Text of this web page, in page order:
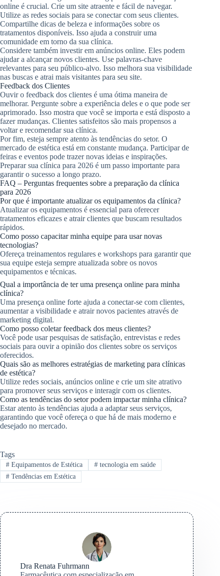
online é crucial. Crie um site atraente e fácil de navegar.
Utilize as redes sociais para se conectar com seus clientes.
Compartilhe dicas de beleza e informações sobre os
tratamentos disponíveis. Isso ajuda a construir uma
comunidade em torno da sua clínica.
Considere também investir em anúncios online. Eles podem
ajudar a alcançar novos clientes. Use palavras-chave
relevantes para seu público-alvo. Isso melhora sua visibilidade
nas buscas e atrai mais visitantes para seu site.
Feedback dos Clientes
Ouvir o feedback dos clientes é uma ótima maneira de
melhorar. Pergunte sobre a experiência deles e o que pode ser
aprimorado. Isso mostra que você se importa e está disposto a
fazer mudanças. Clientes satisfeitos são mais propensos a
voltar e recomendar sua clínica.
Por fim, esteja sempre atento às tendências do setor. O
mercado de estética está em constante mudança. Participar de
feiras e eventos pode trazer novas ideias e inspirações.
Preparar sua clínica para 2026 é um passo importante para
garantir o sucesso a longo prazo.
FAQ – Perguntas frequentes sobre a preparação da clínica
para 2026
Por que é importante atualizar os equipamentos da clínica?
Atualizar os equipamentos é essencial para oferecer
tratamentos eficazes e atrair clientes que buscam resultados
rápidos.
Como posso capacitar minha equipe para usar novas
tecnologias?
Ofereça treinamentos regulares e workshops para garantir que
sua equipe esteja sempre atualizada sobre os novos
equipamentos e técnicas.
Qual a importância de ter uma presença online para minha
clínica?
Uma presença online forte ajuda a conectar-se com clientes,
aumentar a visibilidade e atrair novos pacientes através de
marketing digital.
Como posso coletar feedback dos meus clientes?
Você pode usar pesquisas de satisfação, entrevistas e redes
sociais para ouvir a opinião dos clientes sobre os serviços
oferecidos.
Quais são as melhores estratégias de marketing para clínicas
de estética?
Utilize redes sociais, anúncios online e crie um site atrativo
para promover seus serviços e interagir com os clientes.
Como as tendências do setor podem impactar minha clínica?
Estar atento às tendências ajuda a adaptar seus serviços,
garantindo que você ofereça o que há de mais moderno e
desejado no mercado.
Tags
#Equipamentos de Estética #tecnologia em saúde
#Tendências em Estética
Dra Renata Fuhrmann